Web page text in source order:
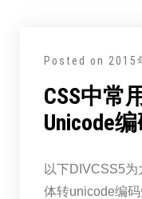
Posted on 2015
CSS中常
Unicode
以下DIVCSS5
体转unicode编